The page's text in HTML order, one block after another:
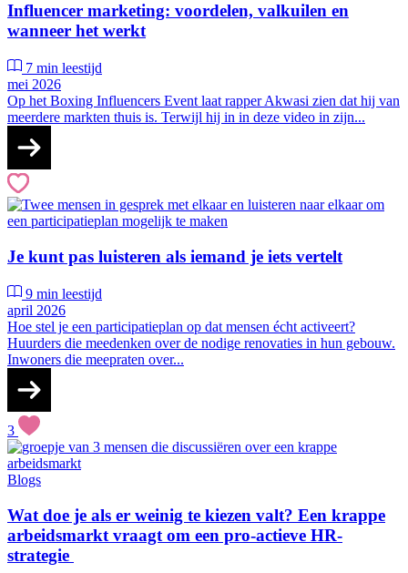
Influencer marketing: voordelen, valkuilen en
wanneer het werkt
7 min leestijd
mei 2026
Op het Boxing Influencers Event laat rapper Akwasi zien dat hij van
meerdere markten thuis is. Terwijl hij in in deze video in zijn...
Je kunt pas luisteren als iemand je iets vertelt
9 min leestijd
april 2026
Hoe stel je een participatieplan op dat mensen écht activeert?
Huurders die meedenken over de nodige renovaties in hun gebouw.
Inwoners die meepraten over...
3
Blogs
Wat doe je als er weinig te kiezen valt? Een krappe
arbeidsmarkt vraagt om een pro-actieve HR-
strategie